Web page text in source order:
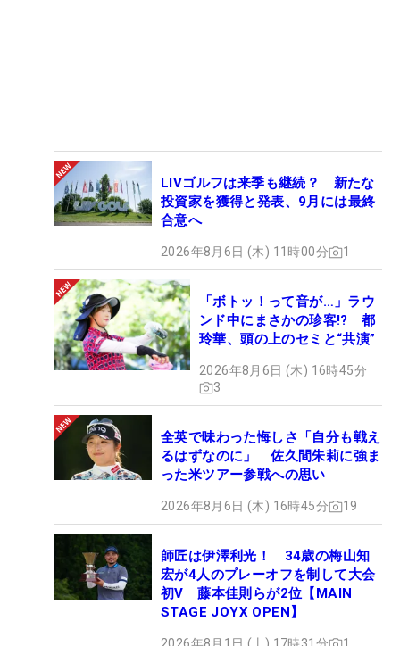
LIVゴルフは来季も継続？ 新たな
投資家を獲得と発表、9月には最終
合意へ
2026年8月6日 (木) 11時00分 1
「ボトッ！って音が…」ラウ
ンド中にまさかの珍客!? 都
玲華、頭の上のセミと“共演”
2026年8月6日 (木) 16時45分
3
全英で味わった悔しさ「自分も戦え
るはずなのに」 佐久間朱莉に強ま
った米ツアー参戦への思い
2026年8月6日 (木) 16時45分 19
師匠は伊澤利光！ 34歳の梅山知
宏が4人のプレーオフを制して大会
初V 藤本佳則らが2位【MAIN
STAGE JOYX OPEN】